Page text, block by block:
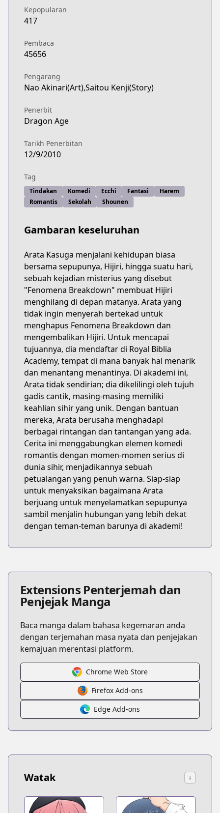
Kepopularan
417
Pembaca
45656
Pengarang
Nao Akinari(Art),Saitou Kenji(Story)
Penerbit
Dragon Age
Tarikh Penerbitan
12/9/2010
Tag
Tindakan Komedi Ecchi Fantasi
Harem
Romantis
Sekolah Shounen
Gambaran keseluruhan
Arata Kasuga menjalani kehidupan biasa
bersama sepupunya, Hijiri, hingga suatu hari,
sebuah kejadian misterius yang disebut
"Fenomena Breakdown" membuat Hijiri
menghilang di depan matanya. Arata yang
tidak ingin menyerah bertekad untuk
menghapus Fenomena Breakdown dan
mengembalikan Hijiri. Untuk mencapai
tujuannya, dia mendaftar di Royal Biblia
Academy, tempat di mana banyak hal menarik
dan menantang menantinya. Di akademi ini,
Arata tidak sendirian; dia dikelilingi oleh tujuh
gadis cantik, masing-masing memiliki
keahlian sihir yang unik. Dengan bantuan
mereka, Arata berusaha menghadapi
berbagai rintangan dan tantangan yang ada.
Cerita ini menggabungkan elemen komedi
romantis dengan momen-momen serius di
dunia sihir, menjadikannya sebuah
petualangan yang penuh warna. Siap-siap
untuk menyaksikan bagaimana Arata
berjuang untuk menyelamatkan sepupunya
sambil menjalin hubungan yang lebih dekat
dengan teman-teman barunya di akademi!
Extensions Penterjemah dan
Penjejak Manga
Baca manga dalam bahasa kegemaran anda
dengan terjemahan masa nyata dan penjejakan
kemajuan merentasi platform.
Chrome Web Store
Firefox Add-ons
Edge Add-ons
Watak ↓